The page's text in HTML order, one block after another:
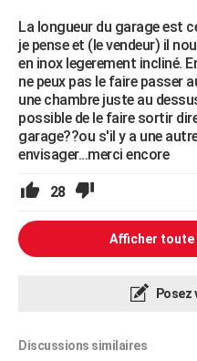
La longueur du garage est
je pense et (le vendeur) il
en inox legerement incliné.
ne peux pas le faire passer
une chambre juste au
possible de le faire sortir
garage??ou s'il y a une
envisager...merci encore
28
Afficher toute
Posez
Discussions similaires